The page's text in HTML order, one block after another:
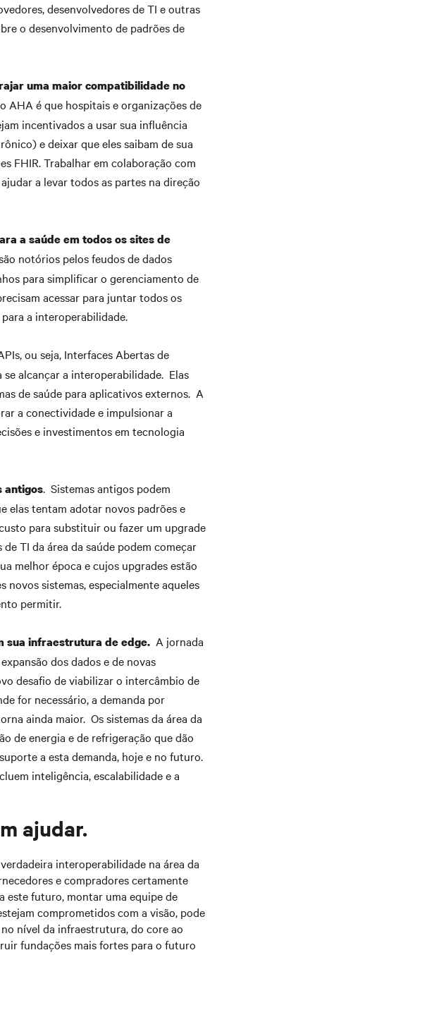
desenvolvedores de TI e outras
o desenvolvimento de padrões de
uma maior compatibilidade no
AHA é que hospitais e organizações de
incentivados a usar sua influência
e deixar que eles saibam de sua
FHIR. Trabalhar em colaboração com
a levar todos as partes na direção
a saúde em todos os sites de
notórios pelos feudos de dados
para simplificar o gerenciamento de
acessar para juntar todos os
a interoperabilidade.
ou seja, Interfaces Abertas de
alcançar a interoperabilidade. Elas
de saúde para aplicativos externos. A
a conectividade e impulsionar a
e investimentos em tecnologia
antigos. Sistemas antigos podem
elas tentam adotar novos padrões e
para substituir ou fazer um upgrade
TI da área da saúde podem começar
melhor época e cujos upgrades estão
novos sistemas, especialmente aqueles
permitir.
sua infraestrutura de edge. A jornada
dos dados e de novas
desafio de viabilizar o intercâmbio de
for necessário, a demanda por
ainda maior. Os sistemas da área da
de energia e de refrigeração que dão
a esta demanda, hoje e no futuro.
inteligência, escalabilidade e a
ajudar.
interoperabilidade na área da
e compradores certamente
este futuro, montar uma equipe de
comprometidos com a visão, pode
nível da infraestrutura, do core ao
fundações mais fortes para o futuro